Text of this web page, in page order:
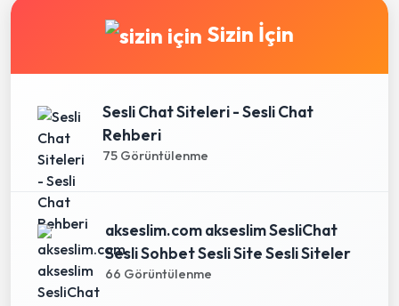
Sizin İçin
Sesli Chat Siteleri - Sesli Chat
Rehberi
75 Görüntülenme
akseslim.com akseslim SesliChat
Sesli Sohbet Sesli Site Sesli Siteler
66 Görüntülenme